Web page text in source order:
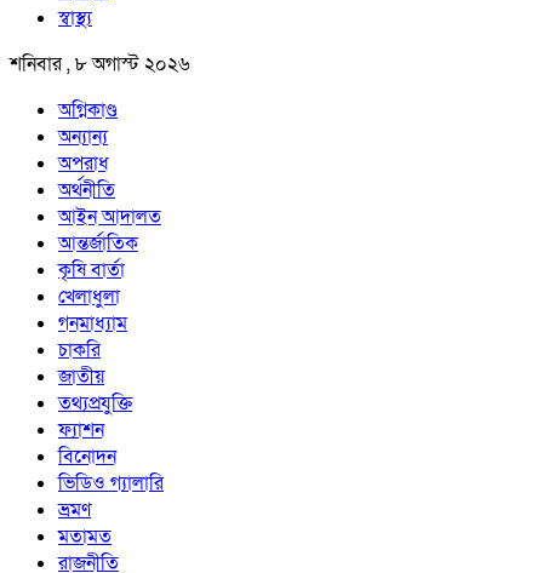
স্বাস্থ্য
শনিবার , ৮ অগাস্ট ২০২৬
অগ্নিকাণ্ড
অন্যান্য
অপরাধ
অর্থনীতি
আইন আদালত
আন্তর্জাতিক
কৃষি বার্তা
খেলাধুলা
গনমাধ্যাম
চাকরি
জাতীয়
তথ্যপ্রযুক্তি
ফ্যাশন
বিনোদন
ভিডিও গ্যালারি
ভ্রমণ
মতামত
রাজনীতি